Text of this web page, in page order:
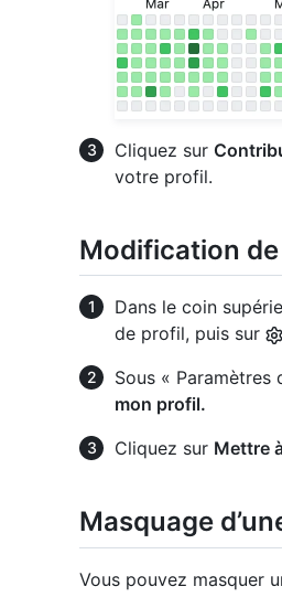
Cliquez sur
votre profil.
Modification
Dans le coin
de profil, puis sur
Sous «
mon profil.
Cliquez sur Mettre
Masquage
Vous pouvez masquer